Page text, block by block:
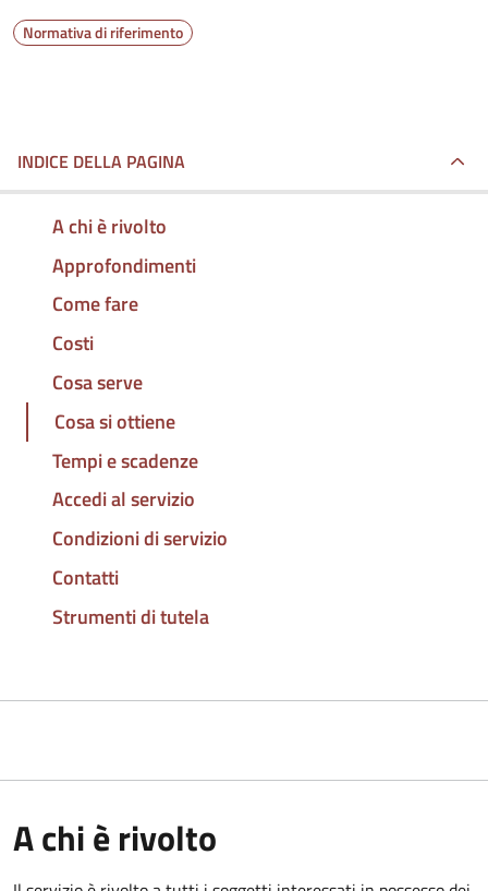
Normativa di riferimento
INDICE DELLA PAGINA
A chi è rivolto
Approfondimenti
Come fare
Costi
Cosa serve
Cosa si ottiene
Tempi e scadenze
Accedi al servizio
Condizioni di servizio
Contatti
Strumenti di tutela
A chi è rivolto